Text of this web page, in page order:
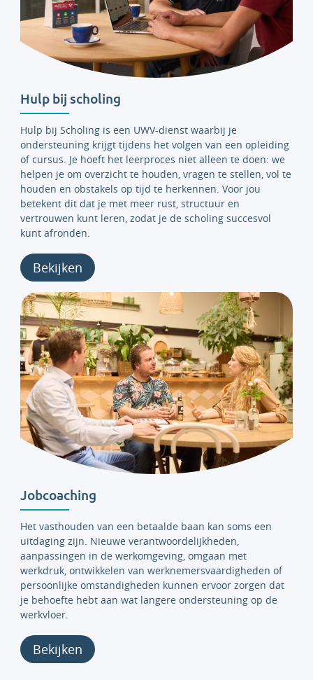
Hulp bij scholing
Hulp bij Scholing is een UWV-dienst waarbij je
ondersteuning krijgt tijdens het volgen van een opleiding
of cursus. Je hoeft het leerproces niet alleen te doen: we
helpen je om overzicht te houden, vragen te stellen, vol te
houden en obstakels op tijd te herkennen. Voor jou
betekent dit dat je met meer rust, structuur en
vertrouwen kunt leren, zodat je de scholing succesvol
kunt afronden.
Bekijken
Jobcoaching
Het vasthouden van een betaalde baan kan soms een
uitdaging zijn. Nieuwe verantwoordelijkheden,
aanpassingen in de werkomgeving, omgaan met
werkdruk, ontwikkelen van werknemersvaardigheden of
persoonlijke omstandigheden kunnen ervoor zorgen dat
je behoefte hebt aan wat langere ondersteuning op de
werkvloer.
Bekijken